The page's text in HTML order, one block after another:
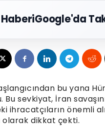
Google'da
bu yana
Bu sevkiyat, İran
ihracatçıların önemli
olarak dikkat çekti.